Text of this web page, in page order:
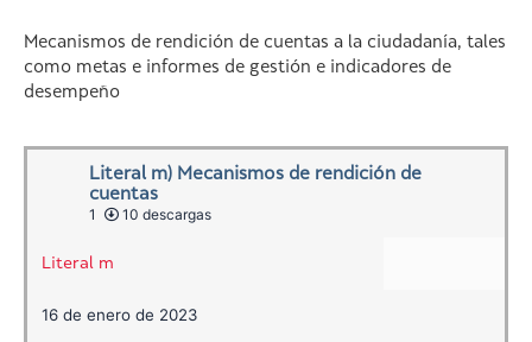
Mecanismos de rendición de cuentas a la ciudadanía, tales
como metas e informes de gestión e indicadores de
desempeño
Literal m) Mecanismos de rendición de
cuentas
1
10 descargas
Literal m
16 de enero de 2023